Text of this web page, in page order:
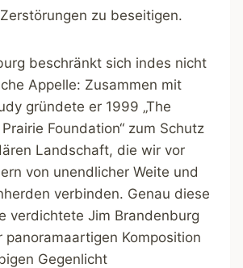
zu beseitigen.
beschränkt sich indes nicht
Appelle: Zusammen mit
gründete er 1999 „The
Foundation“ zum Schutz
Landschaft, die wir vor
von unendlicher Weite und
verbinden. Genau diese
verdichtete Jim Brandenburg
panoramaartigen Komposition
Gegenlicht